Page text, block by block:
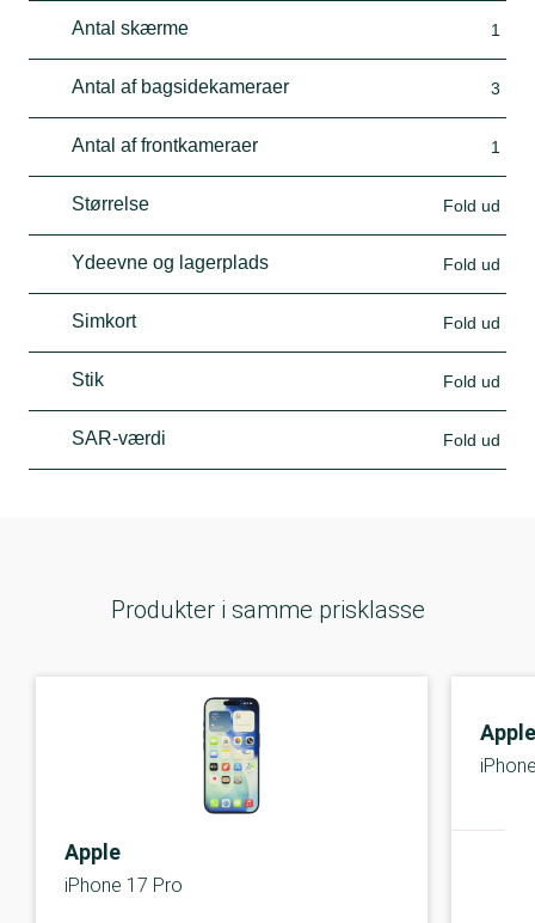
Antal skærme 1
Antal af bagsidekameraer 3
Antal af frontkameraer 1
Størrelse Fold ud
Ydeevne og lagerplads Fold ud
Simkort Fold ud
Stik Fold ud
SAR-værdi Fold ud
Produkter i samme prisklasse
Apple
iPhone 17 Pro
Apple